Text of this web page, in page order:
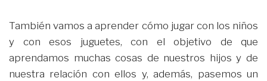
También vamos a aprender cómo jugar con los niños
y con esos juguetes, con el objetivo de que
aprendamos muchas cosas de nuestros hijos y de
nuestra relación con ellos y, además, pasemos un